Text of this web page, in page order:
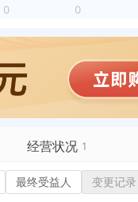
0 0
经营状况 1
招投标
最终受益人 变更记录